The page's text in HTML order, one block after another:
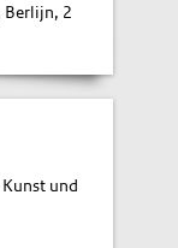
Berlijn, 2
und